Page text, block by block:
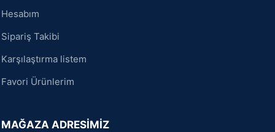
Hesabım
Sipariş Takibi
Karşılaştırma listem
Favori Ürünlerim
MAĞAZA ADRESİMİZ